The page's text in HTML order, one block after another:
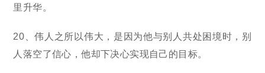
里升华。
20、伟人之所以伟大，是因为他与别人共处困境时，别
人落空了信心，他却下决心实现自己的目标。